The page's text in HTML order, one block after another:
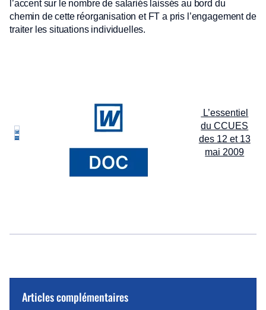
l’accent sur le nombre de salariés laissés au bord du
chemin de cette réorganisation et FT a pris l’engagement de
traiter les situations individuelles.
L’essentiel
du CCUES
des 12 et 13
mai 2009
Articles complémentaires